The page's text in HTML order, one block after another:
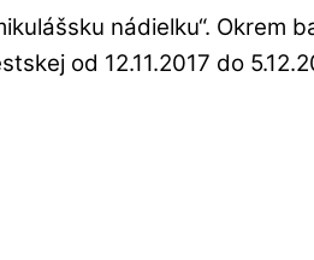
nádielku“. Okrem
od 12.11.2017 do